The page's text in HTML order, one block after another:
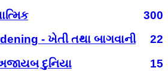
300
- ખેતી તથા બાગવાની
22
દુનિયા
15